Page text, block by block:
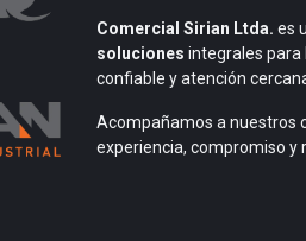
Comercial Sirian Ltda. es
soluciones integrales para
confiable y atención
Acompañamos a nuestros
experiencia, compromiso y